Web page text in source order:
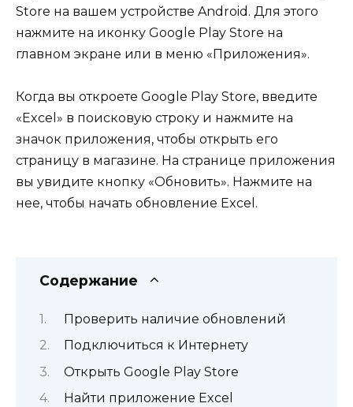
Store на вашем устройстве Android. Для этого
нажмите на иконку Google Play Store на
главном экране или в меню «Приложения».
Когда вы откроете Google Play Store, введите
«Excel» в поисковую строку и нажмите на
значок приложения, чтобы открыть его
страницу в магазине. На странице приложения
вы увидите кнопку «Обновить». Нажмите на
нее, чтобы начать обновление Excel.
Содержание
Проверить наличие обновлений
Подключиться к Интернету
Открыть Google Play Store
Найти приложение Excel